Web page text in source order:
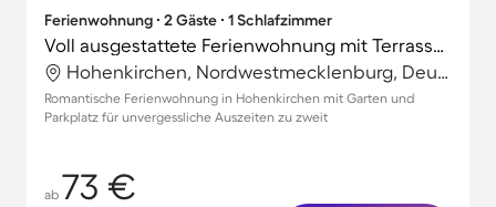
Ferienwohnung ∙ 2 Gäste ∙ 1 Schlafzimmer
Voll ausgestattete Ferienwohnung mit Terrasse und Garten
Hohenkirchen, Nordwestmecklenburg, Deutschland
Romantische Ferienwohnung in Hohenkirchen mit Garten und
Parkplatz für unvergessliche Auszeiten zu zweit
ab 73 €